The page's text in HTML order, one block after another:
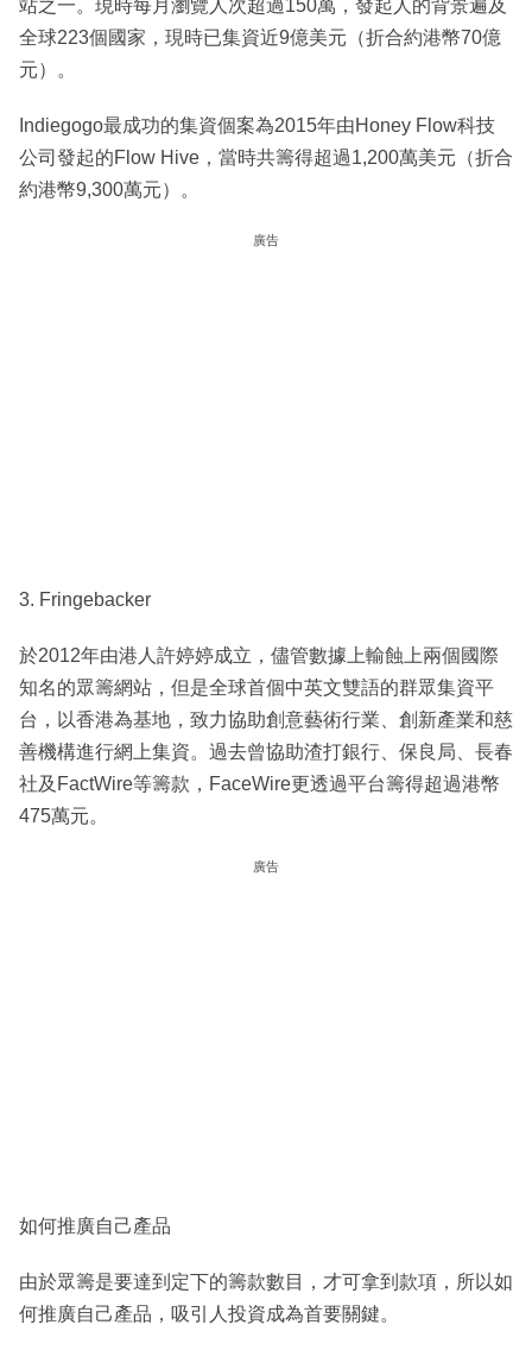
站之一。現時每月瀏覽人次超過150萬，發起人的背景遍及
全球223個國家，現時已集資近9億美元（折合約港幣70億
元）。
Indiegogo最成功的集資個案為2015年由Honey Flow科技
公司發起的Flow Hive，當時共籌得超過1,200萬美元（折合
約港幣9,300萬元）。
廣告
3. Fringebacker
於2012年由港人許婷婷成立，儘管數據上輸蝕上兩個國際
知名的眾籌網站，但是全球首個中英文雙語的群眾集資平
台，以香港為基地，致力協助創意藝術行業、創新產業和慈
善機構進行網上集資。過去曾協助渣打銀行、保良局、長春
社及FactWire等籌款，FaceWire更透過平台籌得超過港幣
475萬元。
廣告
如何推廣自己產品
由於眾籌是要達到定下的籌款數目，才可拿到款項，所以如
何推廣自己產品，吸引人投資成為首要關鍵。